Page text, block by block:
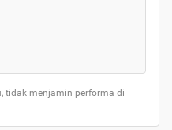
tidak menjamin performa di